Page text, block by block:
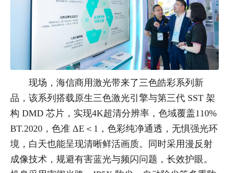
现场，海信商用激光带来了三色皓彩系列新
品，该系列搭载原生三色激光引擎与第三代 SST 架
构 DMD 芯片，实现4K超清分辨率，色域覆盖110%
BT.2020，色准 ΔE＜1，色彩纯净通透，无惧强光环
境，白天也能呈现清晰鲜活画质。同时采用漫反射
成像技术，规避有害蓝光与频闪问题，长效护眼。